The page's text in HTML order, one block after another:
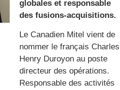
globales et responsable
des fusions-acquisitions.
Le Canadien Mitel vient de
nommer le français
Henry Duroyon au poste
directeur des opérations.
Responsable des activités